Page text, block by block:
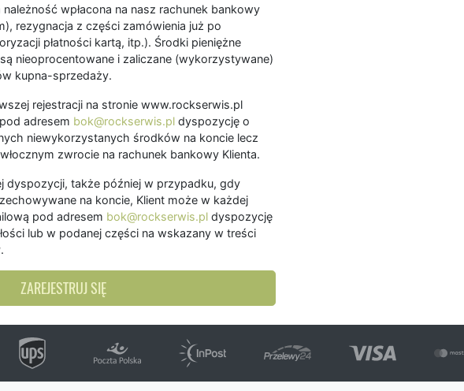
wpłacona na nasz rachunek bankowy
rezygnacja z części zamówienia już po
płatności kartą, itp.). Środki pieniężne
nieoprocentowane i zaliczane (wykorzystywane)
kupna-sprzedaży.
rejestracji na stronie www.rockserwis.pl
adresem bok@rockserwis.pl dyspozycję o
niewykorzystanych środków na koncie lecz
zwrocie na rachunek bankowy Klienta.
dyspozycji, także później w przypadku, gdy
na koncie, Klient może w każdej
pod adresem bok@rockserwis.pl dyspozycję
lub w podanej części na wskazany w treści
ZAREJESTRUJ SIĘ